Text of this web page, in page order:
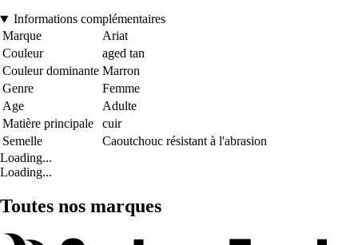
Informations complémentaires
Marque
Ariat
Couleur
aged tan
Couleur dominante Marron
Genre
Femme
Age
Adulte
Matière principale
cuir
Semelle
Caoutchouc résistant à l'abrasion
Loading...
Loading...
Toutes nos marques